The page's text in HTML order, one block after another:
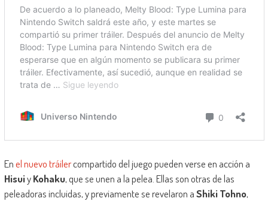
Enel nuevo tráilercompartido del juego pueden verse en acción a
HisuiyKohaku, que se unen a la pelea. Ellas son otras de las
peleadoras incluidas, y previamente se revelaron aShiki Tohno,